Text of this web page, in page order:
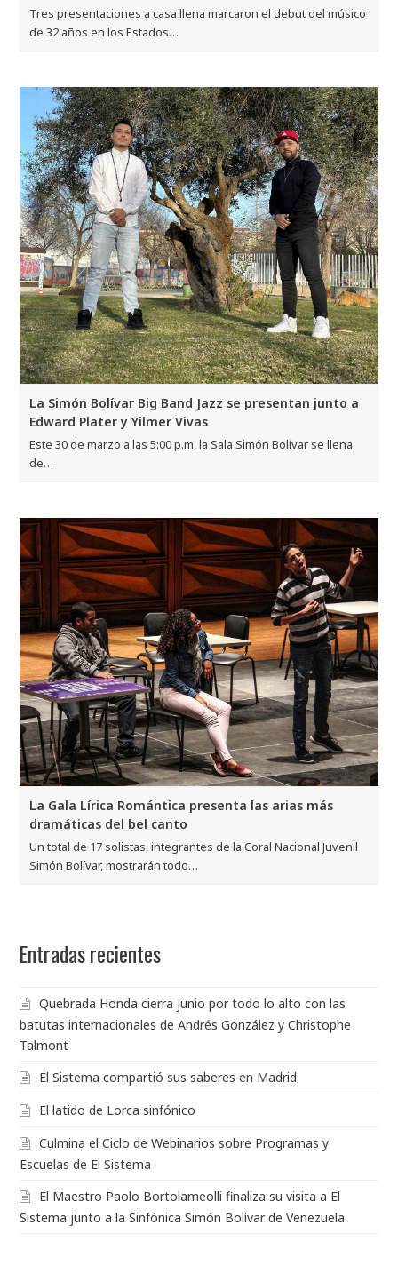
Tres presentaciones a casa llena marcaron el debut del músico
de 32 años en los Estados…
La Simón Bolívar Big Band Jazz se presentan junto a
Edward Plater y Yilmer Vivas
Este 30 de marzo a las 5:00 p.m, la Sala Simón Bolívar se llena
de…
La Gala Lírica Romántica presenta las arias más
dramáticas del bel canto
Un total de 17 solistas, integrantes de la Coral Nacional Juvenil
Simón Bolívar, mostrarán todo…
Entradas recientes
Quebrada Honda cierra junio por todo lo alto con las
batutas internacionales de Andrés González y Christophe
Talmont
El Sistema compartió sus saberes en Madrid
El latido de Lorca sinfónico
Culmina el Ciclo de Webinarios sobre Programas y
Escuelas de El Sistema
El Maestro Paolo Bortolameolli finaliza su visita a El
Sistema junto a la Sinfónica Simón Bolívar de Venezuela